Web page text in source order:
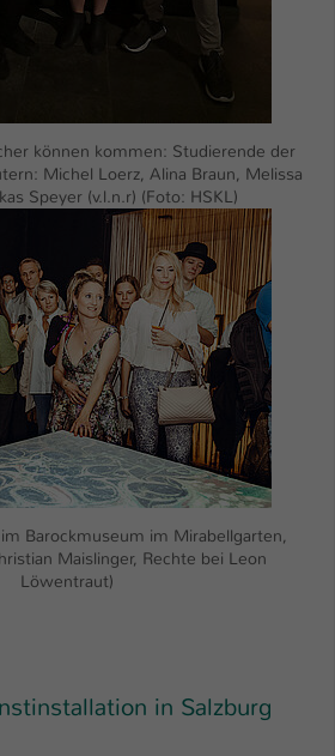
können kommen: Studierende der
Michel Loerz, Alina Braun, Melissa
Speyer (v.l.n.r) (Foto: HSKL)
im Barockmuseum im Mirabellgarten,
Maislinger, Rechte bei Leon
Löwentraut)
in Salzburg